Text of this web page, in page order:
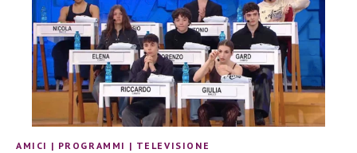
AMICI | PROGRAMMI | TELEVISIONE